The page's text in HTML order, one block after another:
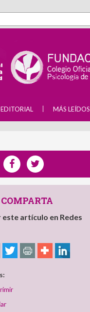
MÁS LEÍDOS
COMPARTA
artículo en Redes